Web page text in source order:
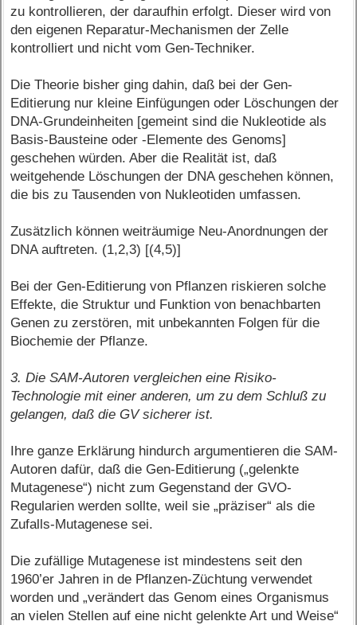
zu kontrollieren, der daraufhin erfolgt. Dieser wird von
den eigenen Reparatur-Mechanismen der Zelle
kontrolliert und nicht vom Gen-Techniker.
Die Theorie bisher ging dahin, daß bei der Gen-
Editierung nur kleine Einfügungen oder Löschungen der
DNA-Grundeinheiten [gemeint sind die Nukleotide als
Basis-Bausteine oder -Elemente des Genoms]
geschehen würden. Aber die Realität ist, daß
weitgehende Löschungen der DNA geschehen können,
die bis zu Tausenden von Nukleotiden umfassen.
Zusätzlich können weiträumige Neu-Anordnungen der
DNA auftreten. (1,2,3) [(4,5)]
Bei der Gen-Editierung von Pflanzen riskieren solche
Effekte, die Struktur und Funktion von benachbarten
Genen zu zerstören, mit unbekannten Folgen für die
Biochemie der Pflanze.
3. Die SAM-Autoren vergleichen eine Risiko-
Technologie mit einer anderen, um zu dem Schluß zu
gelangen, daß die GV sicherer ist.
Ihre ganze Erklärung hindurch argumentieren die SAM-
Autoren dafür, daß die Gen-Editierung („gelenkte
Mutagenese“) nicht zum Gegenstand der GVO-
Regularien werden sollte, weil sie „präziser“ als die
Zufalls-Mutagenese sei.
Die zufällige Mutagenese ist mindestens seit den
1960’er Jahren in de Pflanzen-Züchtung verwendet
worden und „verändert das Genom eines Organismus
an vielen Stellen auf eine nicht gelenkte Art und Weise“